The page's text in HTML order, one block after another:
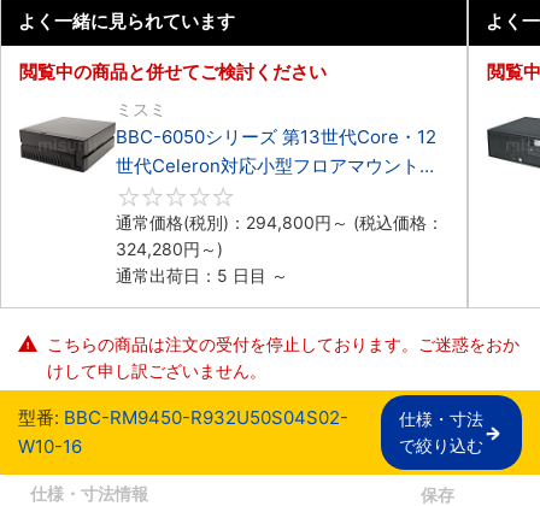
よく一緒に見られています
閲覧中の商品と併せてご検討ください
ミスミ
BBC-6050シリーズ 第13世代Core・12
世代Celeron対応小型フロアマウント
3PCIe
通常価格(税別)： 294,800円 ～ (税込価格：
324,280円 ～)
通常出荷日：5 日目 ～
よく
閲覧
こちらの商品は注文の受付を停止しております。ご迷惑をおか
けして申し訳ございません。
型番: BBC-RM9450-R932U50S04S02-
W10-16
仕様・寸法
で絞り込む
仕様・寸法情報 保存